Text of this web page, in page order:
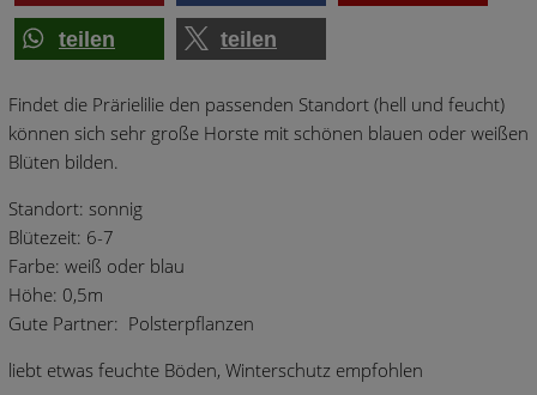
teilen teilen
Findet die Prärielilie den passenden Standort (hell und feucht)
können sich sehr große Horste mit schönen blauen oder weißen
Blüten bilden.
Standort: sonnig
Blütezeit: 6-7
Farbe: weiß oder blau
Höhe: 0,5m
Gute Partner: Polsterpflanzen
liebt etwas feuchte Böden, Winterschutz empfohlen